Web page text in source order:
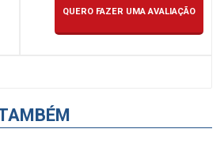
QUERO FAZER UMA AVALIAÇÃO